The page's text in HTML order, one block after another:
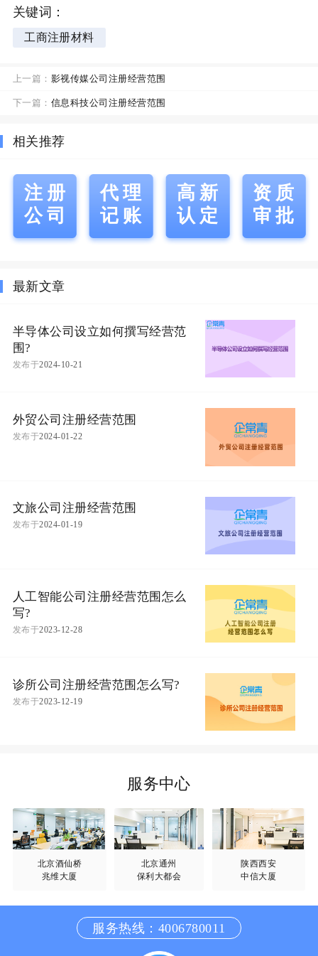
关键词：
工商注册材料
上一篇： 影视传媒公司注册经营范围
下一篇： 信息科技公司注册经营范围
相关推荐
注册
公司
代理
记账
高新
认定
资质
审批
最新文章
半导体公司设立如何撰写经营范
围?
发布于2024-10-21
外贸公司注册经营范围
发布于2024-01-22
文旅公司注册经营范围
发布于2024-01-19
人工智能公司注册经营范围怎么
写?
发布于2023-12-28
诊所公司注册经营范围怎么写?
发布于2023-12-19
服务中心
北京酒仙桥
兆维大厦
北京通州
保利大都会
陕西西安
中信大厦
服务热线：4006780011